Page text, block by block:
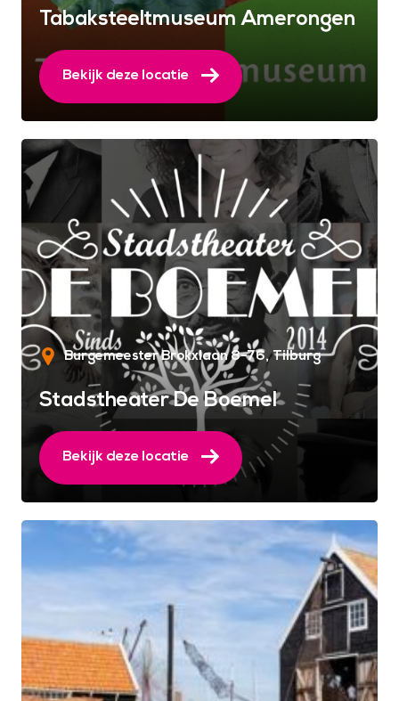
Tabaksteeltmuseum Amerongen
Bekijk deze locatie
Burgemeester Brokxlaan 8-76 Tilburg
Stadstheater De Boemel
Bekijk deze locatie